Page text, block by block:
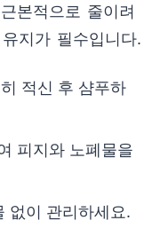
본적으로 줄이려
지가 필수입니다.
적신 후 샴푸하
피지와 노폐물을
없이 관리하세요.